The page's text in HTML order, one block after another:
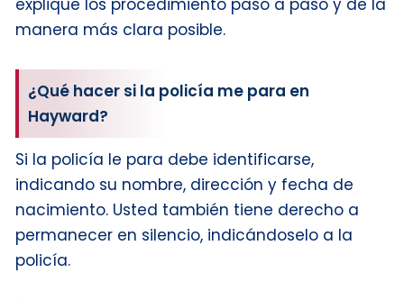
explique los procedimiento paso a paso y de la
manera más clara posible.
¿Qué hacer si la policía me para en
Hayward?
Si la policía le para debe identificarse,
indicando su nombre, dirección y fecha de
nacimiento. Usted también tiene derecho a
permanecer en silencio, indicándoselo a la
policía.